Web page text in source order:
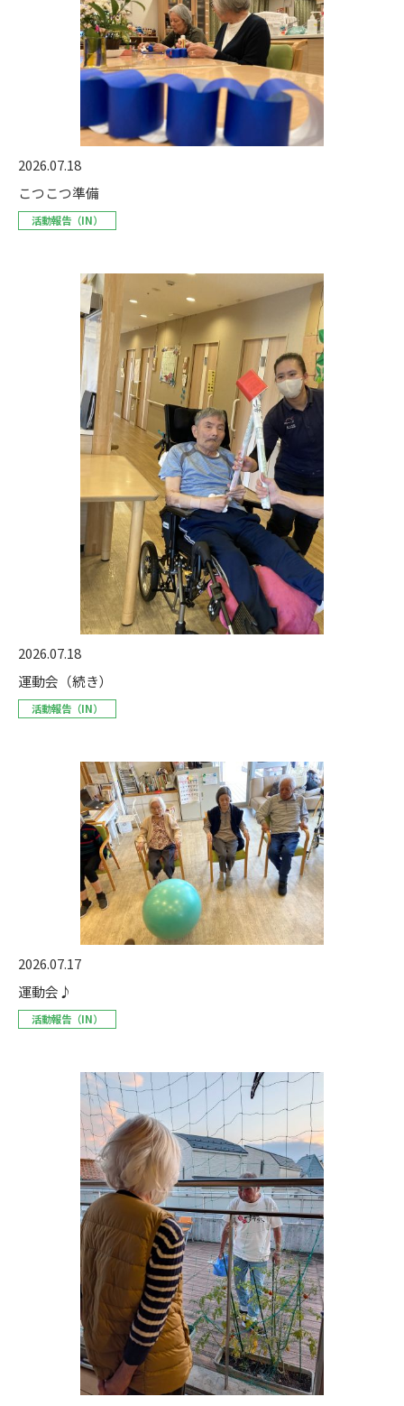
2026.07.18
こつこつ準備
活動報告（IN）
2026.07.18
運動会（続き）
活動報告（IN）
2026.07.17
運動会♪
活動報告（IN）